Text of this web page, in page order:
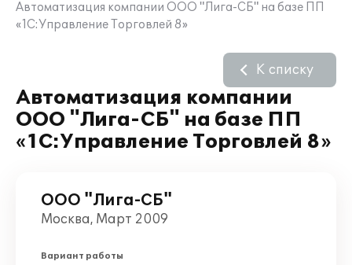
Автоматизация компании ООО "Лига-СБ" на базе ПП
«1С:Управление Торговлей 8»
Автоматизация компании
ООО "Лига-СБ" на базе ПП
«1С:Управление Торговлей 8»
К списку
ООО "Лига-СБ"
Москва, Март 2009
Вариант работы